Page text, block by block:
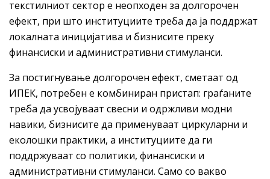
текстилниот сектор е неопходен за долгорочен
ефект, при што институциите треба да ја поддржат
локалната иницијатива и бизнисите преку
финансиски и административни стимуланси.
За постигнување долгорочен ефект, сметаат од
ИПЕК, потребен е комбиниран пристап: граѓаните
треба да усвојуваат свесни и одржливи модни
навики, бизнисите да применуваат циркуларни и
еколошки практики, а институциите да ги
поддржуваат со политики, финансиски и
административни стимуланси. Само со вакво